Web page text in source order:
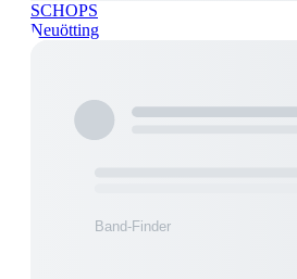
SCHOPS
Neuötting